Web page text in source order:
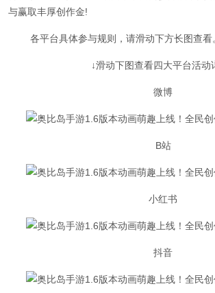
与赢取丰厚创作金!
各平台具体参与规则，请滑动下方长图查看
↓滑动下图查看四大平台活动
微博
B站
小红书
抖音